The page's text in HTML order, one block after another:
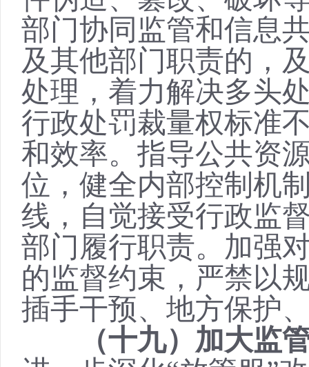
部门协同监管和信息
及其他部门职责的，
处理，着力解决多头
行政处罚裁量权标准
和效率。指导公共资
位，健全内部控制机
线，自觉接受行政监
部门履行职责。加强
的监督约束，严禁以
插手干预、地方保护
（十九）加大监